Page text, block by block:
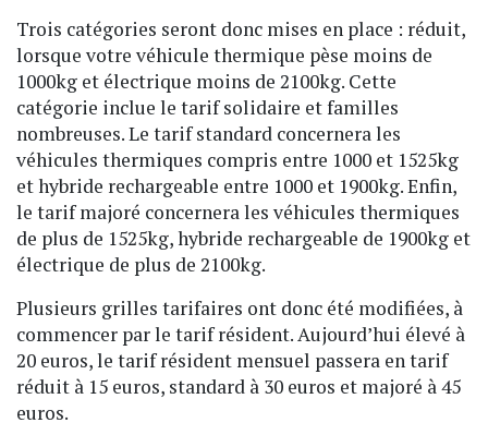
Trois catégories seront donc mises en place : réduit,
lorsque votre véhicule thermique pèse moins de
1000kg et électrique moins de 2100kg. Cette
catégorie inclue le tarif solidaire et familles
nombreuses. Le tarif standard concernera les
véhicules thermiques compris entre 1000 et 1525kg
et hybride rechargeable entre 1000 et 1900kg. Enfin,
le tarif majoré concernera les véhicules thermiques
de plus de 1525kg, hybride rechargeable de 1900kg et
électrique de plus de 2100kg.
Plusieurs grilles tarifaires ont donc été modifiées, à
commencer par le tarif résident. Aujourd’hui élevé à
20 euros, le tarif résident mensuel passera en tarif
réduit à 15 euros, standard à 30 euros et majoré à 45
euros.